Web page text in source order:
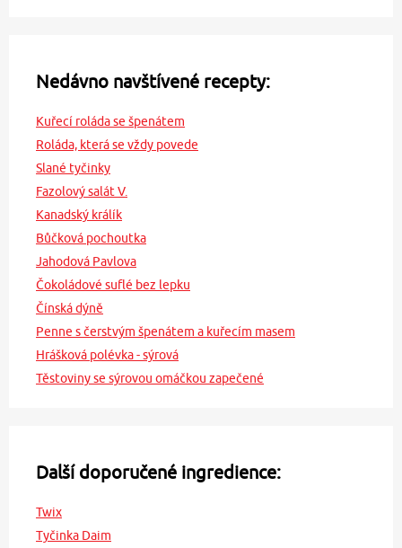
Nedávno navštívené recepty:
Kuřecí roláda se špenátem
Roláda, která se vždy povede
Slané tyčinky
Fazolový salát V.
Kanadský králík
Bůčková pochoutka
Jahodová Pavlova
Čokoládové suflé bez lepku
Čínská dýně
Penne s čerstvým špenátem a kuřecím masem
Hrášková polévka - sýrová
Těstoviny se sýrovou omáčkou zapečené
Další doporučené ingredience:
Twix
Tyčinka Daim